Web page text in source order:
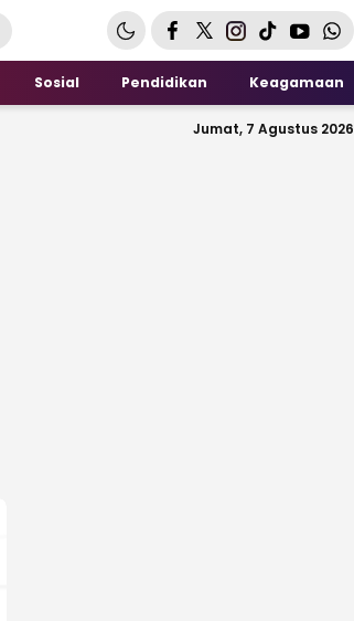
Sosial Pendidikan Keagamaan
Jumat, 7 Agustus 2026